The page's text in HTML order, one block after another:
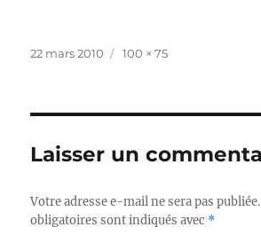
Publié
22 mars 2010
Taille
100 × 75
Laisser un
Votre adresse e-mail ne sera pas publiée.
obligatoires sont indiqués avec *